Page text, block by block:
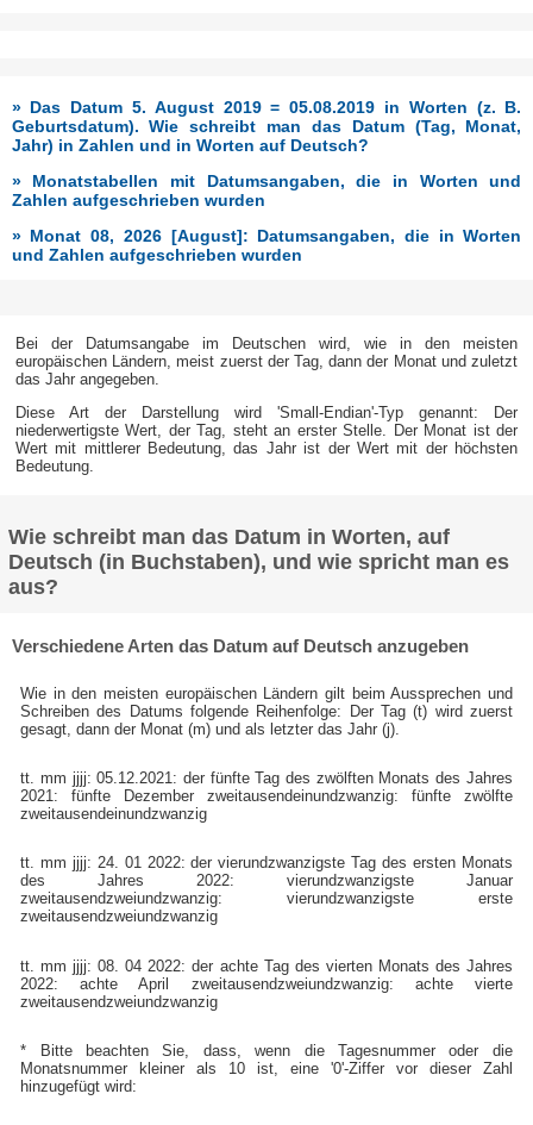
» Das Datum 5. August 2019 = 05.08.2019 in Worten (z. B.
Geburtsdatum). Wie schreibt man das Datum (Tag, Monat,
Jahr) in Zahlen und in Worten auf Deutsch?
» Monatstabellen mit Datumsangaben, die in Worten und
Zahlen aufgeschrieben wurden
» Monat 08, 2026 [August]: Datumsangaben, die in Worten
und Zahlen aufgeschrieben wurden
Bei der Datumsangabe im Deutschen wird, wie in den meisten
europäischen Ländern, meist zuerst der Tag, dann der Monat und zuletzt
das Jahr angegeben.
Diese Art der Darstellung wird 'Small-Endian'-Typ genannt: Der
niederwertigste Wert, der Tag, steht an erster Stelle. Der Monat ist der
Wert mit mittlerer Bedeutung, das Jahr ist der Wert mit der höchsten
Bedeutung.
Wie schreibt man das Datum in Worten, auf
Deutsch (in Buchstaben), und wie spricht man es
aus?
Verschiedene Arten das Datum auf Deutsch anzugeben
Wie in den meisten europäischen Ländern gilt beim Aussprechen und
Schreiben des Datums folgende Reihenfolge: Der Tag (t) wird zuerst
gesagt, dann der Monat (m) und als letzter das Jahr (j).
tt. mm jjjj: 05.12.2021: der fünfte Tag des zwölften Monats des Jahres
2021: fünfte Dezember zweitausendeinundzwanzig: fünfte zwölfte
zweitausendeinundzwanzig
tt. mm jjjj: 24. 01 2022: der vierundzwanzigste Tag des ersten Monats
des Jahres 2022: vierundzwanzigste Januar
zweitausendzweiundzwanzig: vierundzwanzigste erste
zweitausendzweiundzwanzig
tt. mm jjjj: 08. 04 2022: der achte Tag des vierten Monats des Jahres
2022: achte April zweitausendzweiundzwanzig: achte vierte
zweitausendzweiundzwanzig
* Bitte beachten Sie, dass, wenn die Tagesnummer oder die
Monatsnummer kleiner als 10 ist, eine '0'-Ziffer vor dieser Zahl
hinzugefügt wird: